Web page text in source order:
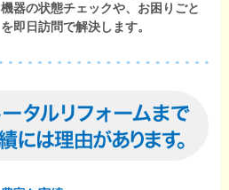
機器の状態チェックや、お困りごと
を即日訪問で解決します。